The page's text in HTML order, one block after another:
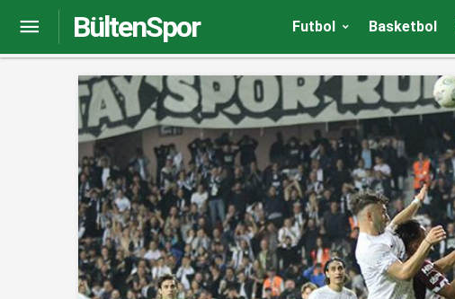
BültenSpor Futbol Basketbol
Medet Coşkun: 3 puan alamadığımız için üzgünüz